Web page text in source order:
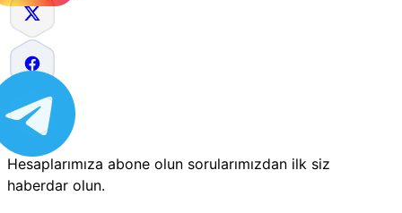
Hesaplarımıza abone olun sorularımızdan ilk siz
haberdar olun.